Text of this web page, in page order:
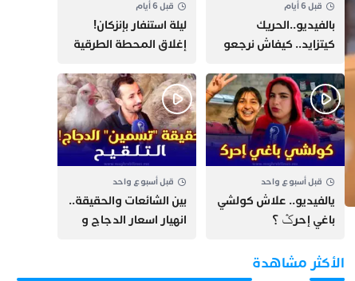
قبل 6 أيام
بالفيديو..الحريك
كيتزايد.. كيفاش نرجعو
قبل 6 أيام
​ليلة استنفار بإنزكان!
إغلاق المحطة الطرقية
اللحاق بـ”هروب سبتة”
قبل أسبوع واحد
يالفيديو.. علاش كولشي
باغي إحرݣ ؟
قبل أسبوع واحد
بين الشائعات والحقيقة..
انهيار اسعار الدجاج و
الأكثر مشاهدة